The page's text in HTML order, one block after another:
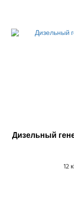
Дизельный
12